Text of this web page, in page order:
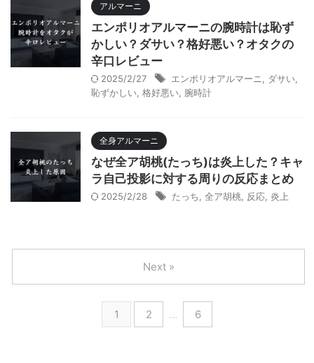
アルマーニ
エンポリオアルマーニの腕時計は恥ず
かしい？ダサい？格好悪い？オタクの
辛口レビュー
2025/2/27 エンポリオアルマーニ ダサい
恥ずかしい 格好悪い 腕時計
全身アルマーニ
なぜ全ア胡桃(たっち)は炎上した？キャ
ラ自己投影に対する周りの反応まとめ
2025/2/28 たっち 全ア胡桃 反応 炎上
1 2 … 6
Next »